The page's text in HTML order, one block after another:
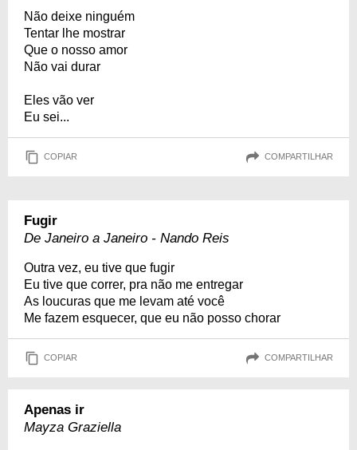
Não deixe ninguém
Tentar lhe mostrar
Que o nosso amor
Não vai durar
Eles vão ver
Eu sei...
COPIAR COMPARTILHAR
Fugir
De Janeiro a Janeiro - Nando Reis
Outra vez, eu tive que fugir
Eu tive que correr, pra não me entregar
As loucuras que me levam até você
Me fazem esquecer, que eu não posso chorar
COPIAR COMPARTILHAR
Apenas ir
Mayza Graziella